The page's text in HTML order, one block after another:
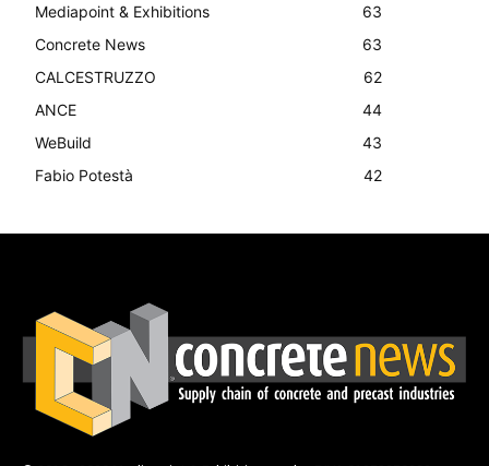
Mediapoint & Exhibitions
63
Concrete News
63
CALCESTRUZZO
62
ANCE
44
WeBuild
43
Fabio Potestà
42